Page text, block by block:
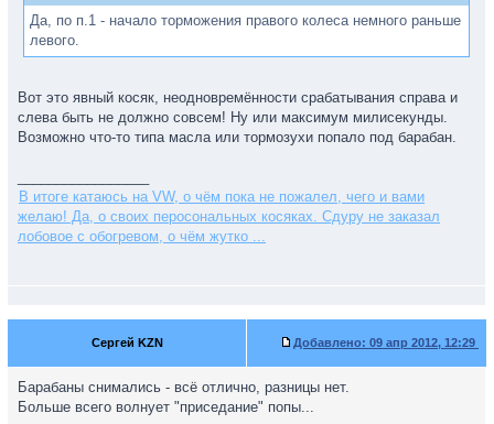
Да, по п.1 - начало торможения правого колеса немного раньше
левого.
Вот это явный косяк, неодновремённости срабатывания справа и
слева быть не должно совсем! Ну или максимум милисекунды.
Возможно что-то типа масла или тормозухи попало под барабан.
В итоге катаюсь на VW, о чём пока не пожалел, чего и вами
желаю! Да, о своих перосональных косяках. Сдуру не заказал
лобовое с обогревом, о чём жутко ...
Сергей KZN Добавлено: 09 апр 2012, 12:29
Барабаны снимались - всё отлично, разницы нет.
Больше всего волнует "приседание" попы...